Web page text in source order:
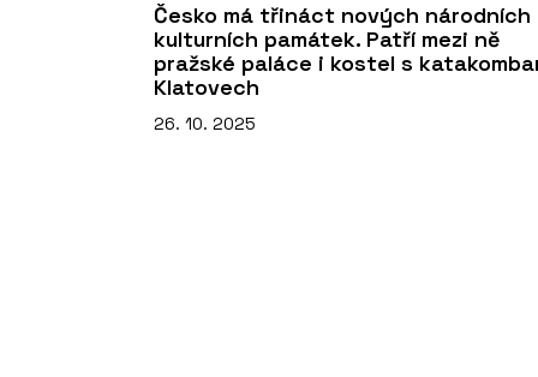
Česko má třináct nových národních
kulturních památek. Patří mezi ně
pražské paláce i kostel s
Klatovech
26. 10. 2025